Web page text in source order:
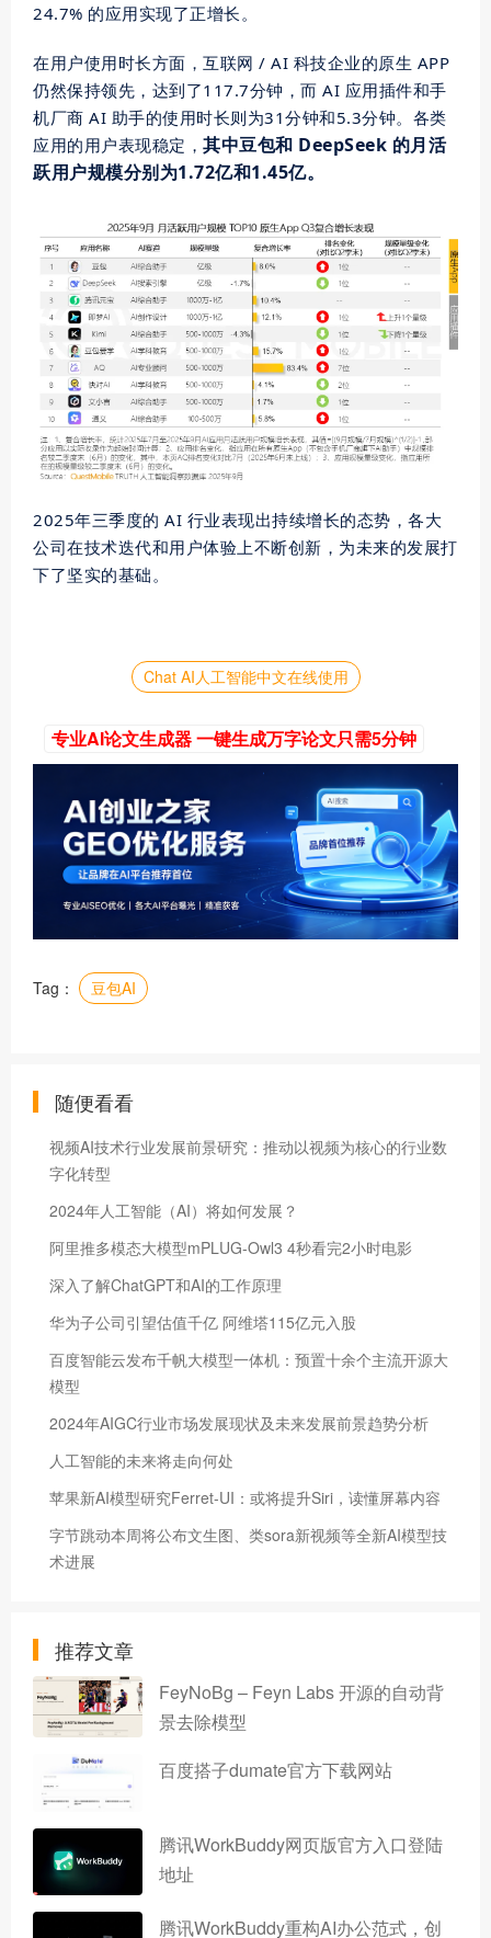
24.7% 的应用实现了正增长。
在用户使用时长方面，互联网 / AI 科技企业的原生 APP
仍然保持领先，达到了117.7分钟，而 AI 应用插件和手
机厂商 AI 助手的使用时长则为31分钟和5.3分钟。各类
应用的用户表现稳定， 其中豆包和 DeepSeek 的月活
跃用户规模分别为1.72亿和1.45亿。
2025年三季度的 AI 行业表现出持续增长的态势，各大
公司在技术迭代和用户体验上不断创新，为未来的发展打
下了坚实的基础。
Chat AI人工智能中文在线使用
专业AI论文生成器 一键生成万字论文只需5分钟
Tag： 豆包AI
随便看看
视频AI技术行业发展前景研究：推动以视频为核心的行业数
字化转型
2024年人工智能（AI）将如何发展？
阿里推多模态大模型mPLUG-Owl3 4秒看完2小时电影
深入了解ChatGPT和AI的工作原理
华为子公司引望估值千亿 阿维塔115亿元入股
百度智能云发布千帆大模型一体机：预置十余个主流开源大
模型
2024年AIGC行业市场发展现状及未来发展前景趋势分析
人工智能的未来将走向何处
苹果新AI模型研究Ferret-UI：或将提升Siri，读懂屏幕内容
字节跳动本周将公布文生图、类sora新视频等全新AI模型技
术进展
推荐文章
FeyNoBg – Feyn Labs 开源的自动背
景去除模型
百度搭子dumate官方下载网站
腾讯WorkBuddy网页版官方入口登陆
地址
腾讯WorkBuddy重构AI办公范式，创